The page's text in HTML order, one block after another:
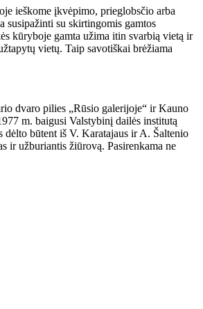
ieškome įkvėpimo, prieglobsčio arba
su skirtingomis gamtos
kūryboje gamta užima itin svarbią vietą ir
vietų. Taip savotiškai brėžiama
dvaro pilies „Rūsio galerijoje“ ir Kauno
m. baigusi Valstybinį dailės institutą
dėlto būtent iš V. Karatajaus ir A. Šaltenio
ir užburiantis žiūrovą. Pasirenkama ne